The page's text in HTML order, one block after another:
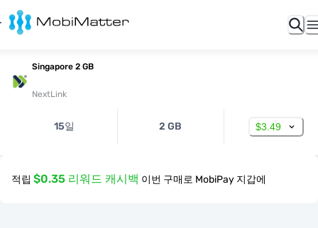
Singapore 2 GB
NextLink
15일 2 GB $3.49
적립 $0.35 리워드 캐시백 이번 구매로 MobiPay 지갑에